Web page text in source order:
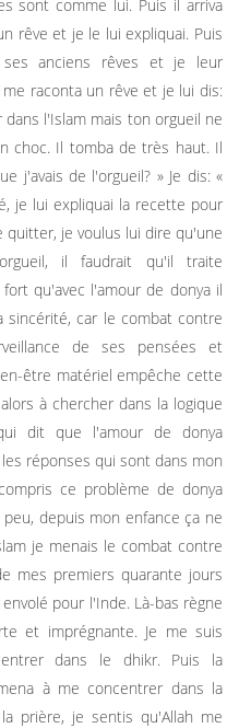
sont comme lui. Puis il arriva
rêve et je le lui expliquai. Puis
anciens rêves et je leur
raconta un rêve et je lui dis:
l'Islam mais ton orgueil ne
choc. Il tomba de très haut. Il
j'avais de l'orgueil? » Je dis: «
je lui expliquai la recette pour
quitter, je voulus lui dire qu'une
il faudrait qu'il traite
qu'avec l'amour de donya il
sincérité, car le combat contre
de ses pensées et
être matériel empêche cette
à chercher dans la logique
dit que l'amour de donya
réponses qui sont dans mon
ce problème de donya
depuis mon enfance ça ne
je menais le combat contre
mes premiers quarante jours
pour l'Inde. Là-bas règne
et imprégnante. Je me suis
dans le dhikr. Puis la
à me concentrer dans la
prière, je sentis qu'Allah me